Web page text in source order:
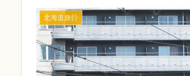
北海道旅行